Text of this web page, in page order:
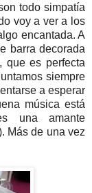
todo simpatía
voy a ver a los
encantada. A
barra decorada
que es perfecta
siempre
a esperar
música está
una amante
Más de una vez